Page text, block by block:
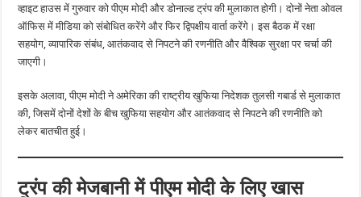
व्हाइट हाउस में गुरुवार को पीएम मोदी और डोनाल्ड ट्रंप की मुलाकात होगी। दोनों नेता ओवल
ऑफिस में मीडिया को संबोधित करेंगे और फिर द्विपक्षीय वार्ता करेंगे। इस बैठक में रक्षा
सहयोग, व्यापारिक संबंध, आतंकवाद से निपटने की रणनीति और वैश्विक सुरक्षा पर चर्चा की
जाएगी।
इसके अलावा, पीएम मोदी ने अमेरिका की राष्ट्रीय खुफिया निदेशक तुलसी गबार्ड से मुलाकात
की, जिसमें दोनों देशों के बीच खुफिया सहयोग और आतंकवाद से निपटने की रणनीति को
लेकर बातचीत हुई।
ट्रंप की मेजबानी में पीएम मोदी के लिए खास